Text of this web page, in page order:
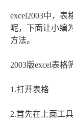
excel2003中，
呢，下面让小编
方法。
2003版excel表格
1.打开表格
2.首先在上面工